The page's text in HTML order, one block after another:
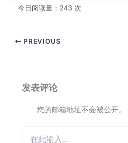
今日阅读量：243 次
PREVIOUS
发表评论
您的邮箱地址不会被公开。